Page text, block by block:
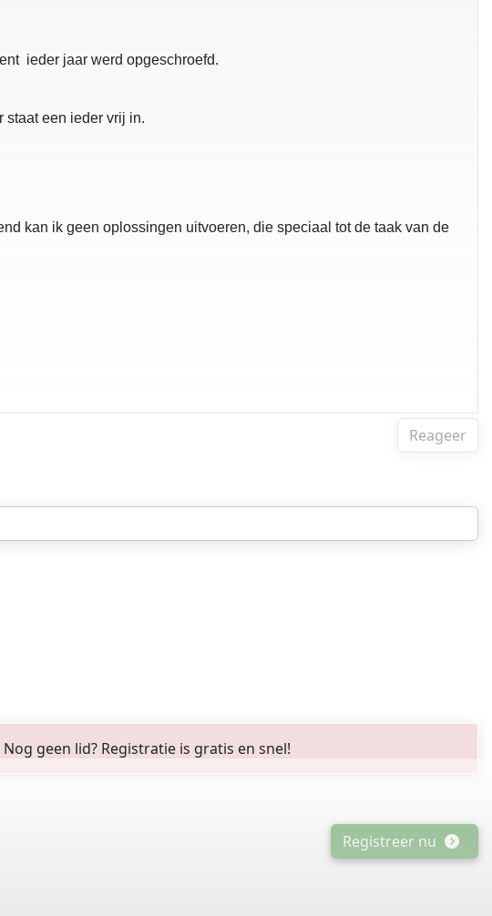
ieder jaar werd opgeschroefd.
staat een ieder vrij in.
kan ik geen oplossingen uitvoeren, die speciaal tot de taak van de
Reageer
geen lid? Registratie is gratis en snel!
Registreer nu